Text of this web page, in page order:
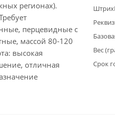
регионах).
перцевидные с
массой 80-120
высокая
отличная
Вес
Срок